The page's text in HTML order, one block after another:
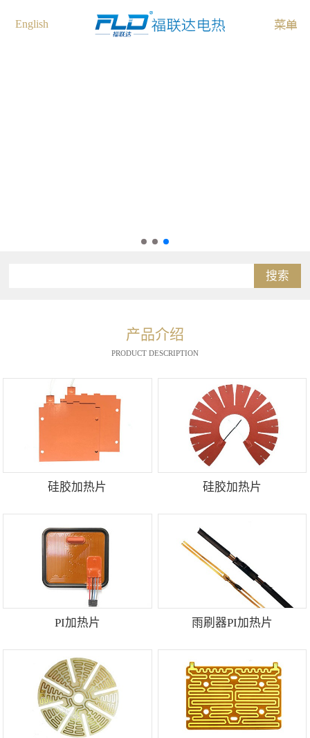
English
搜索
产品介绍
PRODUCT DESCRIPTION
硅胶加热片 硅胶加热片
PI加热片 雨刷器PI加热片